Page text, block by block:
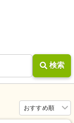
検索
おすすめ順